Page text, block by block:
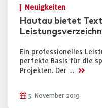
Neuigkeiten
Hautau bietet
Ein professionelles
perfekte Basis für die
Projekten. Der … >>
5. November 2019